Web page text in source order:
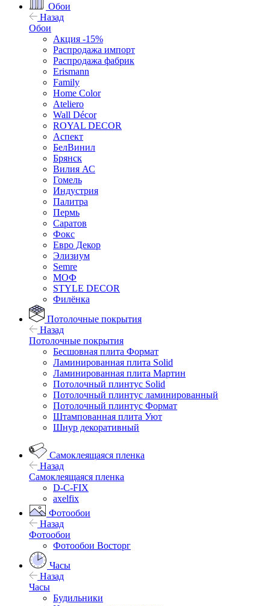
Обои
Назад
Обои
Акция -15%
Распродажа импорт
Распродажа фабрик
Erismann
Family
Home Color
Ateliero
Wall Décor
ROYAL DECOR
Аспект
БелВинил
Брянск
Вилия АС
Гомель
Индустрия
Палитра
Пермь
Саратов
Фокс
Евро Декор
Элизиум
Semre
МОФ
STYLE DECOR
Филёнка
Потолочные покрытия
Назад
Потолочные покрытия
Бесшовная плита Формат
Ламинированная плита Solid
Ламинированная плита Мартин
Потолочный плинтус Solid
Потолочный плинтус ламинированный
Потолочный плинтус Формат
Штампованная плита Уют
Шнур декоративный
Самоклеящаяся пленка
Назад
Самоклеящаяся пленка
D-C-FIX
axelfix
Фотообои
Назад
Фотообои
Фотообои Восторг
Часы
Назад
Часы
Будильники